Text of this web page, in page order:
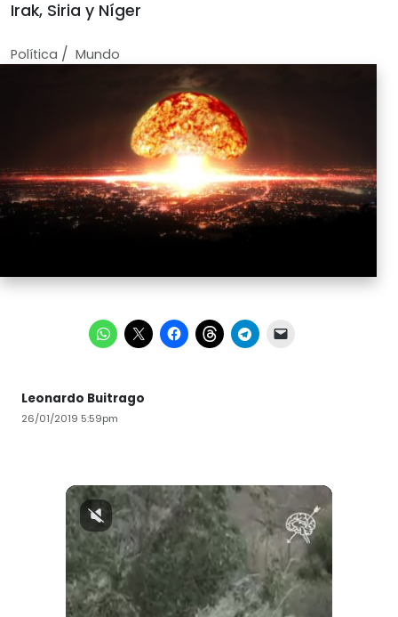
Irak, Siria y Níger
Política / Mundo
Leonardo Buitrago
26/01/2019 5:59pm